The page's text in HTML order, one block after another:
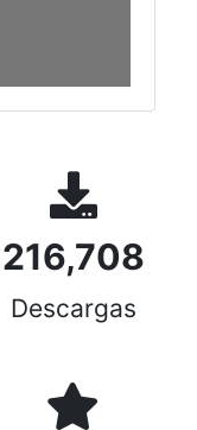
216,708
Descargas